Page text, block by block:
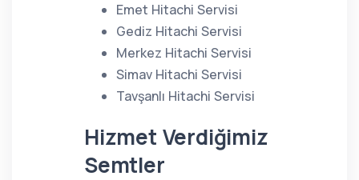
Emet Hitachi Servisi
Gediz Hitachi Servisi
Merkez Hitachi Servisi
Simav Hitachi Servisi
Tavşanlı Hitachi Servisi
Hizmet Verdiğimiz
Semtler